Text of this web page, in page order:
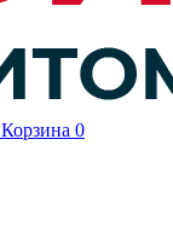
Корзина 0